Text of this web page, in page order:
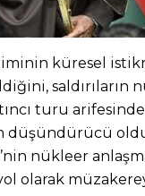
küresel
saldırıların
turu arifesinde
düşündürücü
nükleer
olarak